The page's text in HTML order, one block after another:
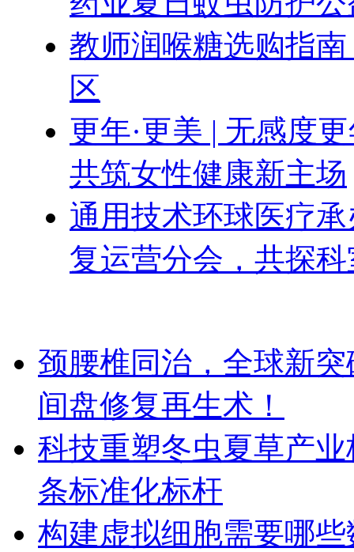
教师润喉糖选购指
区
更年·更美 | 无感度
共筑女性健康新主场
通用技术环球医疗
复运营分会，共探
颈腰椎同治，全球新突
间盘修复再生术！
科技重塑冬虫夏草产
条标准化标杆
构建虚拟细胞需要哪